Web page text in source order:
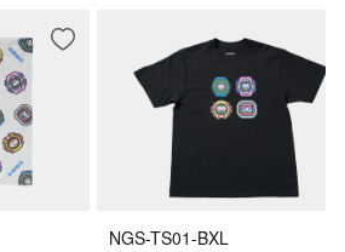
NGS-TS01-BXL